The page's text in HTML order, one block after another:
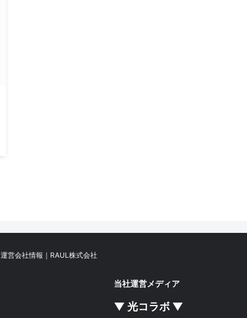
運営会社情報｜RAUL株式会社
当社運営メディア
▼ 光コラボ ▼